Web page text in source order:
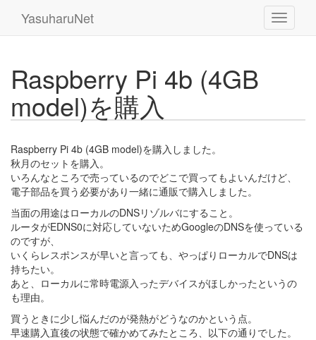
YasuharuNet
Raspberry Pi 4b (4GB
model)を購入
Raspberry Pi 4b (4GB model)を購入しました。
秋月のセットを購入。
いろんなところで売っているのでどこで買ってもよいんだけど、
電子部品を買う必要があり一緒に通販で購入しました。
当面の用途はローカルのDNSリゾルバにすること。
ルータがEDNS0に対応していないためGoogleのDNSを使っている
のですが、
いくらレスポンスが早いと言っても、やっぱりローカルでDNSは
持ちたい。
あと、ローカルに常時電源入ったデバイスがほしかったというの
も理由。
買うときに少し悩んだのが発熱がどうなのかという点。
早速購入直後の状態で確かめてみたところ、以下の通りでした。